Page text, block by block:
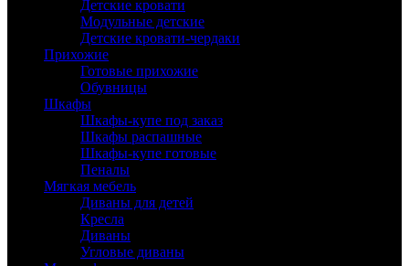
Детские кровати
Модульные детские
Детские кровати-чердаки
Прихожие
Готовые прихожие
Обувницы
Шкафы
Шкафы-купе под заказ
Шкафы распашные
Шкафы-купе готовые
Пеналы
Мягкая мебель
Диваны для детей
Кресла
Диваны
Угловые диваны